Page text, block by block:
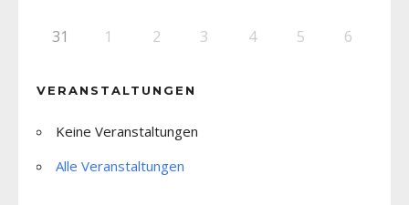
31 1 2 3 4 5 6
VERANSTALTUNGEN
Keine Veranstaltungen
Alle Veranstaltungen